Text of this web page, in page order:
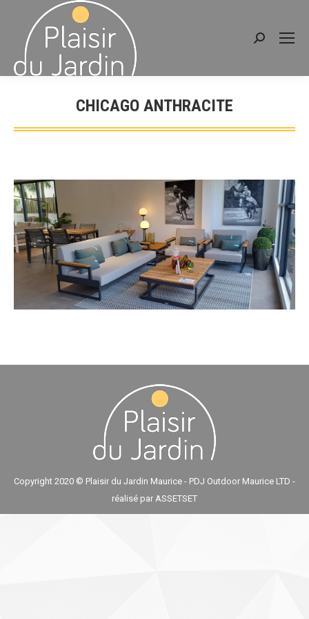
Recherche
CHICAGO ANTHRACITE
Vous êtes ici :
Copyright 2020 © Plaisir du Jardin Maurice - PDJ Outdoor Maurice LTD -
réalisé par ASSETSET